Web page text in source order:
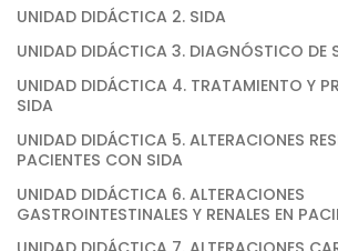
UNIDAD DIDÁCTICA 2. SIDA
UNIDAD DIDÁCTICA 3. DIAGNÓSTICO DE
UNIDAD DIDÁCTICA 4. TRATAMIENTO Y
SIDA
UNIDAD DIDÁCTICA 5. ALTERACIONES
PACIENTES CON SIDA
UNIDAD DIDÁCTICA 6. ALTERACIONES
GASTROINTESTINALES Y RENALES EN